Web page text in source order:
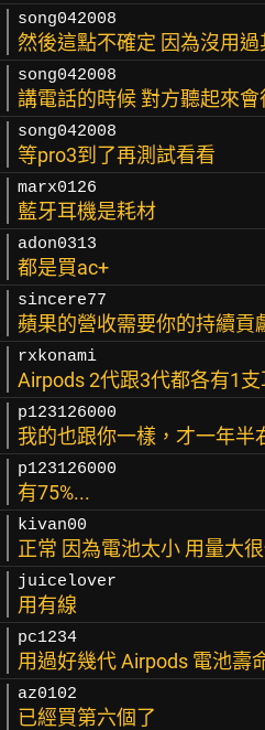
song042008
然後這點不確定 因為沒用
song042008
講電話的時候 對方聽起來
song042008
等pro3到了再測試看看
marx0126
藍牙耳機是耗材
adon0313
都是買ac+
sincere77
蘋果的營收需要你的持續貢
rxkonami
Airpods 2代跟3代都各有1
p123126000
我的也跟你一樣，才一年半
p123126000
有75%...
kivan00
正常 因為電池太小 用量大
juicelover
用有線
pc1234
用過好幾代 Airpods 電池壽
az0102
已經買第六個了